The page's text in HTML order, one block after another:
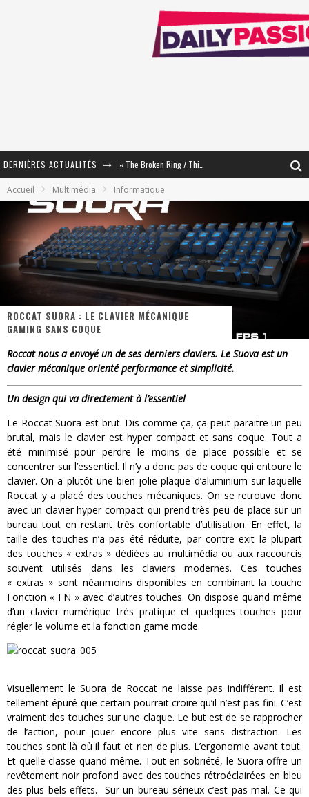
DERNIÈRES ACTUALITÉS
« The Broken Ring / This Mariage Will Fail Anyway » (Tome 2) – Préparer sa vengeance…
« Mon Village Révolté » - Combattre un Projet !
Star Fox
PsyRiver 2026 : la magie revient sur les rives de l’Aar
« MOFUSAND / Parler Japonais » – Des Expressions Pratiques !
« Le Vent dand les Saules » - Une Belle Histoire !
« Love is a Boxing Ring (Tomes 1 & 2) » – Un Passé Trouble !
Accueil Multimédia Informatique
ROCCAT SUORA : LE CLAVIER MÉCANIQUE
GAMING SANS COQUE
Roccat nous a envoyé un de ses derniers claviers. Le Suova est un
clavier mécanique orienté performance et simplicité.
Un design qui va directement à l’essentiel
Le Roccat Suora est brut. Dis comme ça, ça peut paraitre un peu
brutal, mais le clavier est hyper compact et sans coque. Tout a
été minimisé pour perdre le moins de place possible et se
concentrer sur l’essentiel. Il n’y a donc pas de coque qui entoure le
clavier. On a plutôt une bien jolie plaque d’aluminium sur laquelle
Roccat y a placé des touches mécaniques. On se retrouve donc
avec un clavier hyper compact qui prend très peu de place sur un
bureau tout en restant très confortable d’utilisation. En effet, la
taille des touches n’a pas été réduite, par contre exit la plupart
des touches « extras » dédiées au multimédia ou aux raccourcis
souvent utilisés dans les claviers modernes. Ces touches
« extras » sont néanmoins disponibles en combinant la touche
Fonction « FN » avec d’autres touches. On dispose quand même
d’un clavier numérique très pratique et quelques touches pour
régler le volume et la fonction game mode.
Visuellement le Suora de Roccat ne laisse pas indifférent. Il est
tellement épuré que certain pourrait croire qu’il n’est pas fini. C’est
vraiment des touches sur une claque. Le but est de se rapprocher
de l’action, pour jouer encore plus vite sans distraction. Les
touches sont là où il faut et rien de plus. L’ergonomie avant tout.
Et quelle classe quand même. Tout en sobriété, le Suora offre un
revêtement noir profond avec des touches rétroéclairées en bleu
des plus bels effets. Sur un bureau sérieux c’est pas mal. Ce qui